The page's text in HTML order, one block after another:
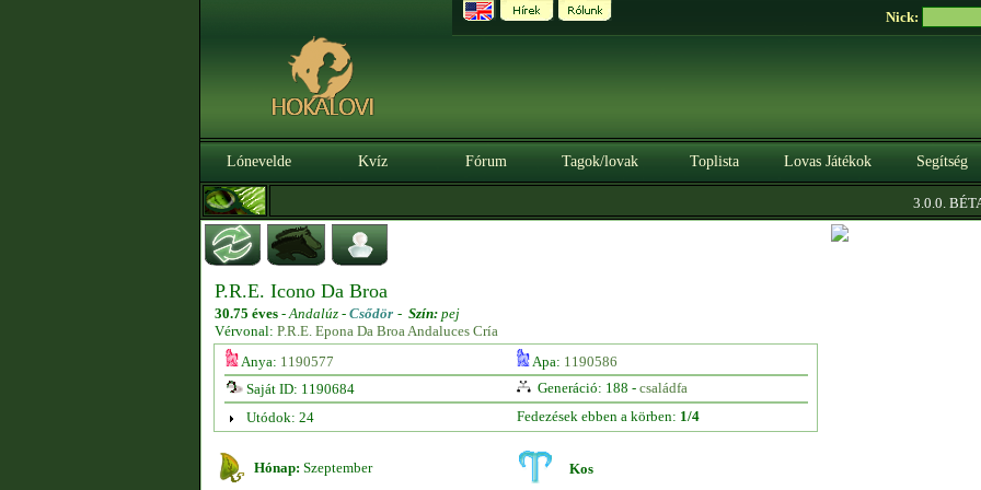
Nick:
Lónevelde Kvíz Fórum Tagok/lovak Toplista Lovas Játékok Segítség
3.0.0. BÉTA|
P.R.E. Icono Da Broa
30.75 éves -Andalúz - Csődör - Szín: pej
Vérvonal: P.R.E. Epona Da Broa Andaluces Cría
Anya: 1190577 Apa: 1190586
Saját ID: 1190684
Generáció: 188 - családfa
Utódok: 24
Fedezések ebben a körben: 1/4
Hónap: Szeptember Kos